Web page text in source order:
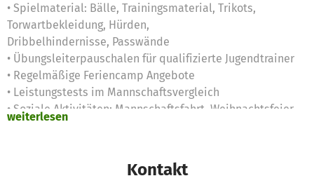
• Spielmaterial: Bälle, Trainingsmaterial, Trikots,
Torwartbekleidung, Hürden,
Dribbelhindernisse, Passwände
• Übungsleiterpauschalen für qualifizierte Jugendtrainer
• Regelmäßige Feriencamp Angebote
• Leistungstests im Mannschaftsvergleich
• Soziale Aktivitäten: Mannschaftsfahrt, Weihnachtsfeier
weiterlesen
Kontakt